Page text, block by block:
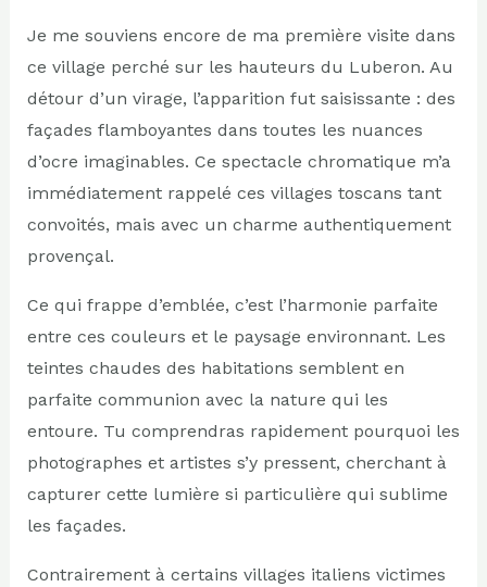
Je me souviens encore de ma première visite dans
ce village perché sur les hauteurs du Luberon. Au
détour d’un virage, l’apparition fut saisissante : des
façades flamboyantes dans toutes les nuances
d’ocre imaginables. Ce spectacle chromatique m’a
immédiatement rappelé ces villages toscans tant
convoités, mais avec un charme authentiquement
provençal.
Ce qui frappe d’emblée, c’est l’harmonie parfaite
entre ces couleurs et le paysage environnant. Les
teintes chaudes des habitations semblent en
parfaite communion avec la nature qui les
entoure. Tu comprendras rapidement pourquoi les
photographes et artistes s’y pressent, cherchant à
capturer cette lumière si particulière qui sublime
les façades.
Contrairement à certains villages italiens victimes